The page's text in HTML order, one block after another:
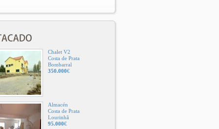
Chalet V2
Costa de Prata
Bombarral
350.000€
Almacén
Costa de Prata
Lourinhã
95.000€